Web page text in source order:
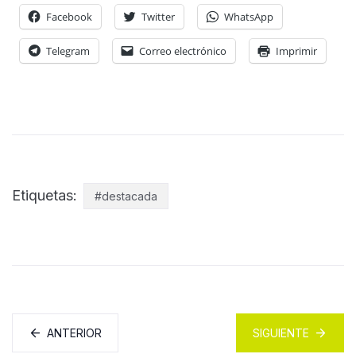
Facebook Twitter WhatsApp
Telegram Correo electrónico Imprimir
Etiquetas: #destacada
ANTERIOR SIGUIENTE